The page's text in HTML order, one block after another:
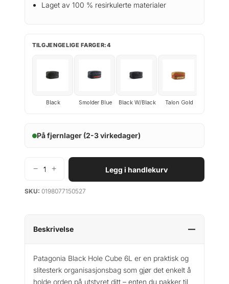
Laget av 100 % resirkulerte materialer
TILGJENGELIGE FARGER:4
Black Smolder Blue Black W/Black Talon Gold
På fjernlager (2-3 virkedager)
t
− + Legg i handlekurv
SKU: 0198077150527
Beskrivelse
Patagonia Black Hole Cube 6L er en praktisk og
slitesterk organisasjonsbag som gjør det enkelt å
holde orden på utstyret ditt – enten du pakker til